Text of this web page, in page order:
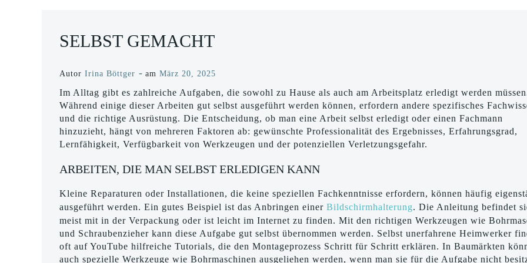
SELBST GEMACHT
Autor Irina Böttger - am März 20, 2025
Im Alltag gibt es zahlreiche Aufgaben, die sowohl zu Hause als auch am Arbeitsplatz erledigt werden
Während einige dieser Arbeiten gut selbst ausgeführt werden können, erfordern andere spezifisches
und die richtige Ausrüstung. Die Entscheidung, ob man eine Arbeit selbst erledigt oder einen Fachmann
hinzuzieht, hängt von mehreren Faktoren ab: gewünschte Professionalität des Ergebnisses, Erfahrungsgrad,
Lernfähigkeit, Verfügbarkeit von Werkzeugen und der potenziellen Verletzungsgefahr.
ARBEITEN, DIE MAN SELBST ERLEDIGEN KANN
Kleine Reparaturen oder Installationen, die keine speziellen Fachkenntnisse erfordern, können häufig
ausgeführt werden. Ein gutes Beispiel ist das Anbringen einer Bildschirmhalterung. Die Anleitung befindet
meist mit in der Verpackung oder ist leicht im Internet zu finden. Mit den richtigen Werkzeugen wie
und Schraubenzieher kann diese Aufgabe gut selbst übernommen werden. Selbst unerfahrene Heimwerker
oft auf YouTube hilfreiche Tutorials, die den Montageprozess Schritt für Schritt erklären. In Baumärkten
auch spezielle Werkzeuge wie Bohrmaschinen ausgeliehen werden, wenn man sie für die Aufgabe nicht